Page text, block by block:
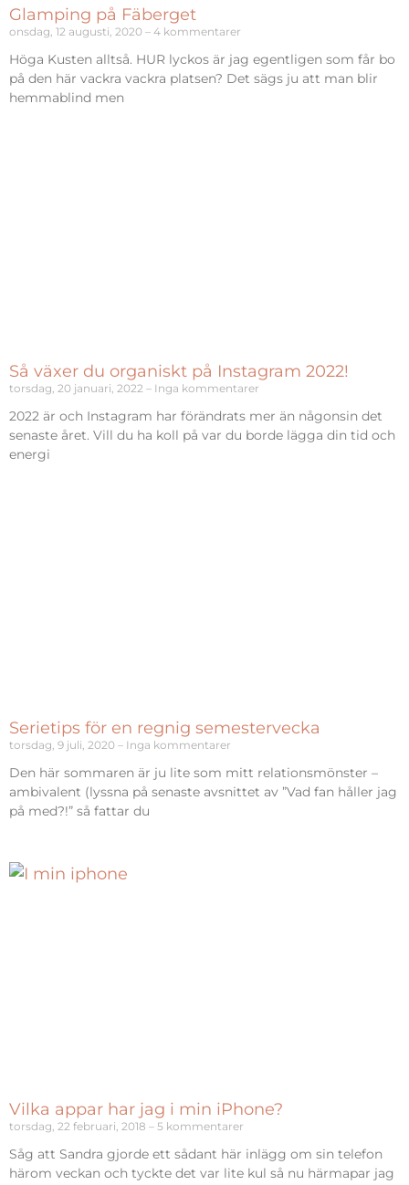
Glamping på Fäberget
onsdag, 12 augusti, 2020 4 kommentarer
Höga Kusten alltså. HUR lyckos är jag egentligen som får bo
på den här vackra vackra platsen? Det sägs ju att man blir
hemmablind men
Så växer du organiskt på Instagram 2022!
torsdag, 20 januari, 2022 Inga kommentarer
2022 är och Instagram har förändrats mer än någonsin det
senaste året. Vill du ha koll på var du borde lägga din tid och
energi
Serietips för en regnig semestervecka
torsdag, 9 juli, 2020 Inga kommentarer
Den här sommaren är ju lite som mitt relationsmönster –
ambivalent (lyssna på senaste avsnittet av ”Vad fan håller jag
på med?!” så fattar du
Vilka appar har jag i min iPhone?
torsdag, 22 februari, 2018 5 kommentarer
Såg att Sandra gjorde ett sådant här inlägg om sin telefon
härom veckan och tyckte det var lite kul så nu härmapar jag